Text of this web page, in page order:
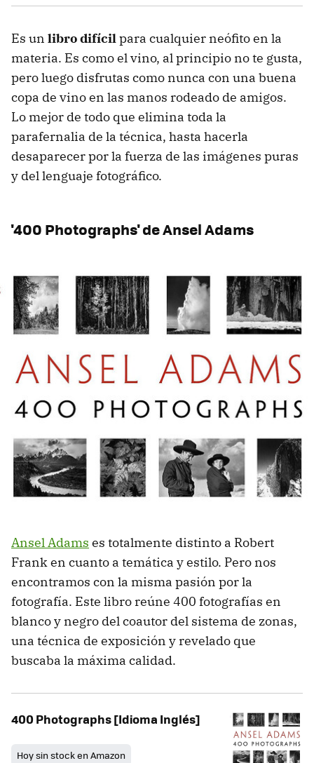
Es un libro difícilpara cualquier neófito en la
materia. Es como el vino, al principio no te gusta,
pero luego disfrutas como nunca con una buena
copa de vino en las manos rodeado de amigos.
Lo mejor de todo que elimina toda la
parafernalia de la técnica, hasta hacerla
desaparecer por la fuerza de las imágenes puras
y del lenguaje fotográfico.
'400 Photographs' de Ansel Adams
Ansel Adams es totalmente distinto a Robert
Frank en cuanto a temática y estilo. Pero nos
encontramos con la misma pasión por la
fotografía. Este libro reúne 400 fotografías en
blanco y negro del coautor del sistema de zonas,
una técnica de exposición y revelado que
buscaba la máxima calidad.
400 Photographs [Idioma Inglés]
Hoy sin stock en Amazon